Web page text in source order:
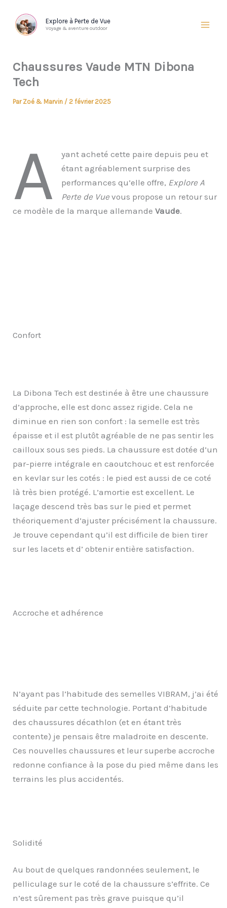
contenu
Explore à Perte de Vue
Voyage & aventure outdoor
Chaussures Vaude MTN Dibona
Tech
Par Zoé & Marvin / 2 février 2025
A
yant acheté cette paire depuis peu et
étant agréablement surprise des
performances qu’elle offre, Explore A
Perte de Vue vous propose un retour sur
ce modèle de la marque allemande Vaude.
Confort
La Dibona Tech est destinée à être une chaussure
d’approche, elle est donc assez rigide. Cela ne
diminue en rien son confort : la semelle est très
épaisse et il est plutôt agréable de ne pas sentir les
cailloux sous ses pieds. La chaussure est dotée d’un
par-pierre intégrale en caoutchouc et est renforcée
en kevlar sur les cotés : le pied est aussi de ce coté
là très bien protégé. L’amortie est excellent. Le
laçage descend très bas sur le pied et permet
théoriquement d’ajuster précisément la chaussure.
Je trouve cependant qu’il est difficile de bien tirer
sur les lacets et d’ obtenir entière satisfaction.
Accroche et adhérence
N’ayant pas l’habitude des semelles VIBRAM, j’ai été
séduite par cette technologie. Portant d’habitude
des chaussures décathlon (et en étant très
contente) je pensais être maladroite en descente.
Ces nouvelles chaussures et leur superbe accroche
redonne confiance à la pose du pied même dans les
terrains les plus accidentés.
Solidité
Au bout de quelques randonnées seulement, le
pelliculage sur le coté de la chaussure s’effrite. Ce
n’est sûrement pas très grave puisque qu’il